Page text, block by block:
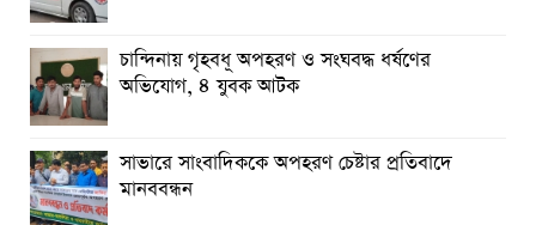
চান্দিনায় গৃহবধূ অপহরণ ও সংঘবদ্ধ ধর্ষণের
অভিযোগ, ৪ যুবক আটক
সাভারে সাংবাদিককে অপহরণ চেষ্টার প্রতিবাদে
মানববন্ধন